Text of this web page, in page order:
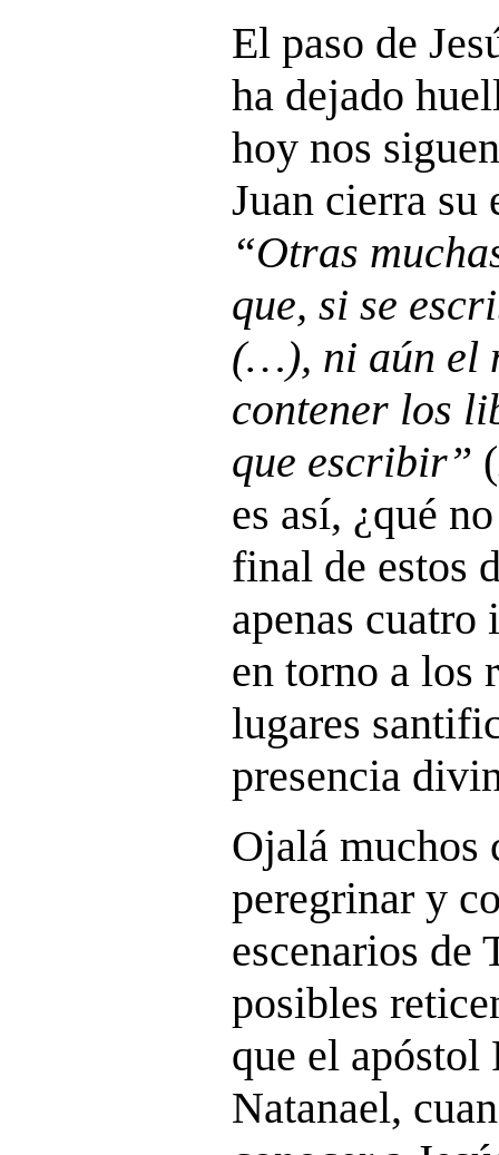
El paso de
ha dejado
hoy nos
Juan cierra
“Otras
que, si se
(…), ni aún el
contener los
que escribir” (
es así, ¿qué
final de estos
apenas cuatro
en torno a los
lugares
presencia
Ojalá muchos
peregrinar y
escenarios de
posibles
que el apóstol
Natanael,